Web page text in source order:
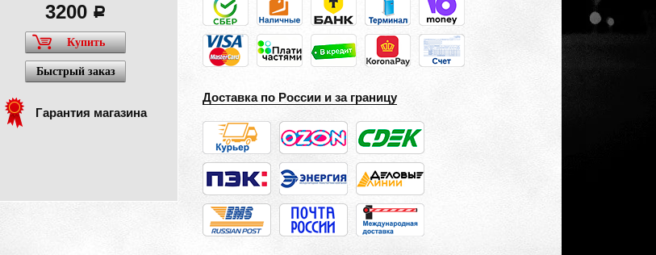
3200 a
Купить
Быстрый заказ
Гарантия магазина
Доставка по России и за границу